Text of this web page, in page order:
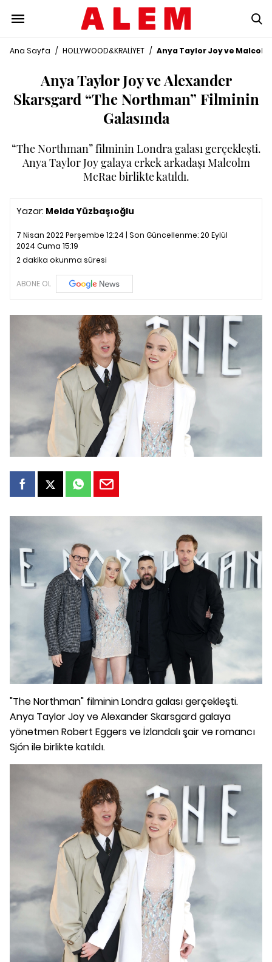
Ana Sayfa / HOLLYWOOD&KRALİYET / Anya Taylor Joy ve
Anya Taylor Joy ve Alexander
Skarsgard “The Northman” Filminin
Galasında
“The Northman” filminin Londra galası gerçekleşti.
Anya Taylor Joy galaya erkek arkadaşı Malcolm
McRae birlikte katıldı.
Yazar: Melda Yüzbaşıoğlu
7 Nisan 2022 Perşembe 12:24 | Son Güncellenme:20 Eylül
2024 Cuma 15:19
2 dakika okunma süresi
ABONE OL
"The Northman" filminin Londra galası gerçekleşti.
Anya Taylor Joy ve Alexander Skarsgard galaya
yönetmen Robert Eggers ve İzlandalı şair ve romancı
Sjón ile birlikte katıldı.